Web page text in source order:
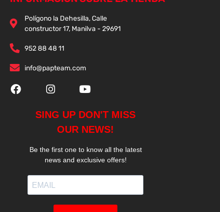
Polígono la Dehesilla, Calle
constructor 17, Manilva - 29691
952 88 48 11
info@papteam.com